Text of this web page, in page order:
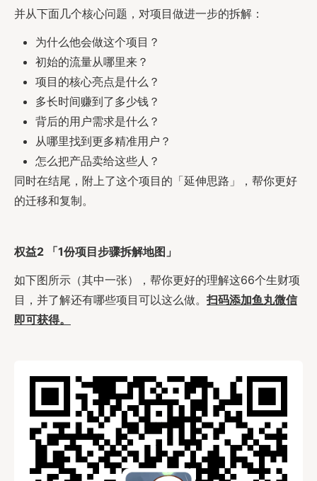
并从下面几个核心问题，对项目做进一步的拆解：
为什么他会做这个项目？
初始的流量从哪里来？
项目的核心亮点是什么？
多长时间赚到了多少钱？
背后的用户需求是什么？
从哪里找到更多精准用户？
怎么把产品卖给这些人？
同时在结尾，附上了这个项目的「延伸思路」，帮你更好
的迁移和复制。
权益2 「1份项目步骤拆解地图」
如下图所示（其中一张），帮你更好的理解这66个生财项
目，并了解还有哪些项目可以这么做。扫码添加鱼丸微信
即可获得。